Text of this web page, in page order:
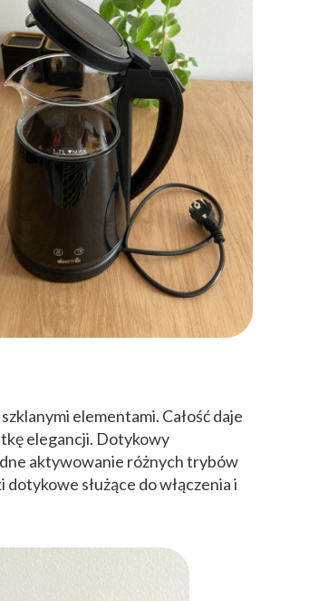
elementami. Całość daje
elegancji. Dotykowy
aktywowanie różnych trybów
służące do włączenia i